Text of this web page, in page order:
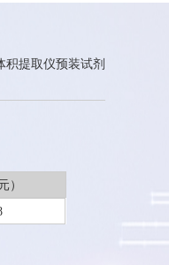
积提取仪预装试剂
）